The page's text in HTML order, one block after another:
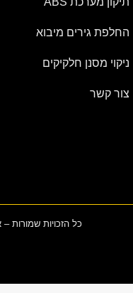
החלפת גירים מיבוא
ניקוי מסנן חלקיקים
צור קשר
כל הזכויות שמורות